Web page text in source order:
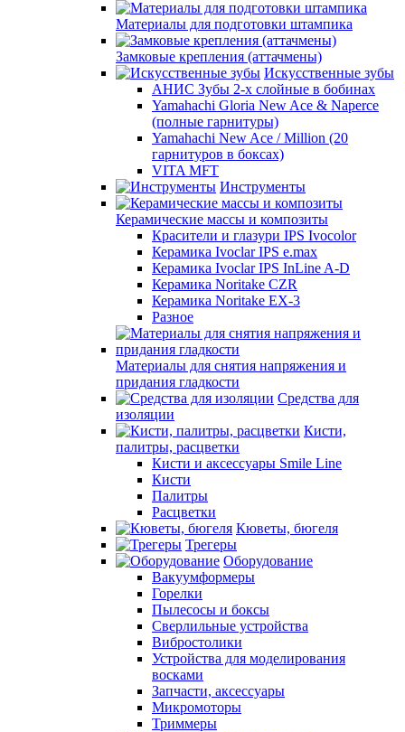
Материалы для подготовки штампика
Замковые крепления (аттачмены)
Искусственные зубы
АНИС Зубы 2-х слойные в бобинах
Yamahachi Gloria New Ace & Naperce
(полные гарнитуры)
Yamahachi New Ace / Million (20
гарнитуров в боксах)
VITA MFT
Инструменты
Керамические массы и композиты
Красители и глазури IPS Ivocolor
Керамика Ivoclar IPS e.max
Керамика Ivoclar IPS InLine A-D
Керамика Noritake CZR
Керамика Noritake EX-3
Разное
Материалы для снятия напряжения и
придания гладкости
Средства для
изоляции
Кисти,
палитры, расцветки
Кисти и аксессуары Smile Line
Кисти
Палитры
Расцветки
Кюветы, бюгеля
Трегеры
Оборудование
Вакуумформеры
Горелки
Пылесосы и боксы
Сверлильные устройства
Вибростолики
Устройства для моделирования
восками
Запчасти, аксессуары
Микромоторы
Триммеры